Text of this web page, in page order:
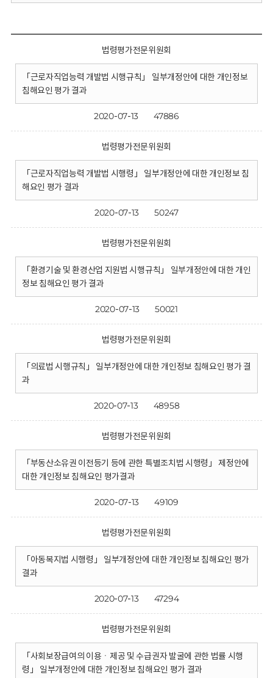
법령평가전문위원회
「근로자직업능력 개발법 시행규칙」 일부개정안에 대한 개인정보
침해요인 평가 결과
2020-07-13 47886
법령평가전문위원회
「근로자직업능력 개발법 시행령」 일부개정안에 대한 개인정보 침
해요인 평가 결과
2020-07-13 50247
법령평가전문위원회
「환경기술 및 환경산업 지원법 시행규칙」 일부개정안에 대한 개인
정보 침해요인 평가 결과
2020-07-13 50021
법령평가전문위원회
「의료법 시행규칙」 일부개정안에 대한 개인정보 침해요인 평가 결
과
2020-07-13 48958
법령평가전문위원회
「부동산소유권 이전등기 등에 관한 특별조치법 시행령」 제정안에
대한 개인정보 침해요인 평가결과
2020-07-13 49109
법령평가전문위원회
「아동복지법 시행령」 일부개정안에 대한 개인정보 침해요인 평가
결과
2020-07-13 47294
법령평가전문위원회
「사회보장급여의 이용ㆍ제공 및 수급권자 발굴에 관한 법률 시행
령」 일부개정안에 대한 개인정보 침해요인 평가 결과